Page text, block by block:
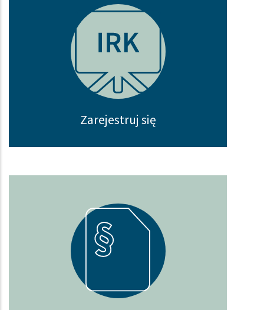
Zarejestruj się